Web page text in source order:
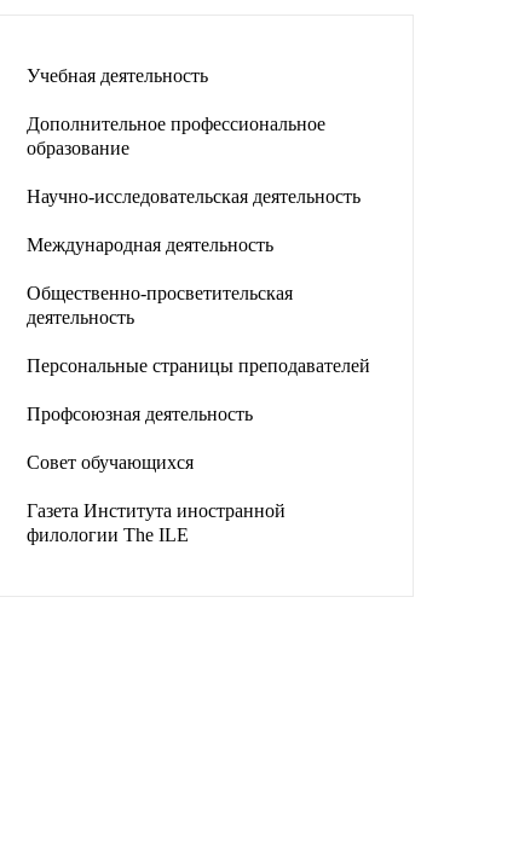
Учебная деятельность
Дополнительное профессиональное
образование
Научно-исследовательская деятельность
Международная деятельность
Общественно-просветительская
деятельность
Персональные страницы преподавателей
Профсоюзная деятельность
Совет обучающихся
Газета Института иностранной
филологии The ILE